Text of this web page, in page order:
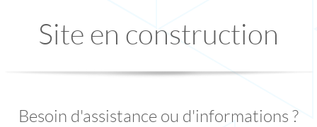
Site en construction
Besoin d'assistance ou d'informations ?